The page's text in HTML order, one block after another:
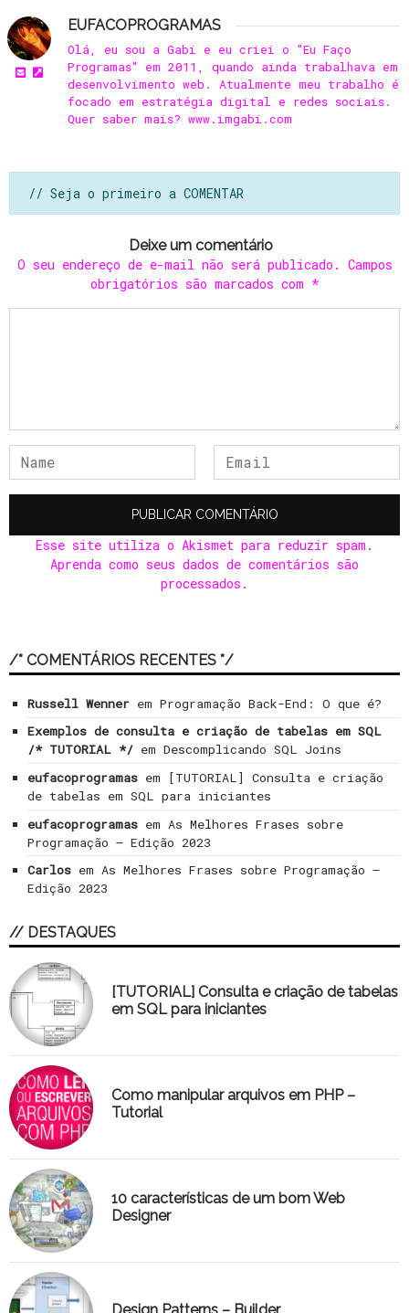
EUFACOPROGRAMAS
Olá, eu sou a Gabi e eu criei o "Eu Faço
Programas" em 2011, quando ainda trabalhava em
desenvolvimento web. Atualmente meu trabalho é
focado em estratégia digital e redes sociais.
Quer saber mais? www.imgabi.com
// Seja o primeiro a COMENTAR
Deixe um comentário
O seu endereço de e-mail não será publicado. Campos
obrigatórios são marcados com *
Esse site utiliza o Akismet para reduzir spam.
Aprenda como seus dados de comentários são
processados .
/* COMENTÁRIOS RECENTES */
Russell Wenner em Programação Back-End: O que é?
Exemplos de consulta e criação de tabelas em SQL
/* TUTORIAL */ em Descomplicando SQL Joins
eufacoprogramas em
[TUTORIAL] Consulta e criação
de tabelas em SQL para iniciantes
eufacoprogramas em As Melhores Frases sobre
Programação – Edição 2023
Carlos em As Melhores Frases sobre Programação –
Edição 2023
// DESTAQUES
[TUTORIAL] Consulta e criação de tabelas
em SQL para iniciantes
Como manipular arquivos em PHP –
Tutorial
10 características de um bom Web
Designer